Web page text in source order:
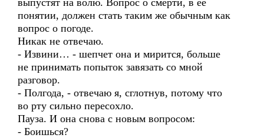
выпустят на волю. Вопрос о смерти, в ее
понятии, должен стать таким же обычным как
вопрос о погоде.
Никак не отвечаю.
- Извини… - шепчет она и мирится, больше
не принимать попыток завязать со мной
разговор.
- Полгода, - отвечаю я, сглотнув, потому что
во рту сильно пересохло.
Пауза. И она снова с новым вопросом:
- Боишься?